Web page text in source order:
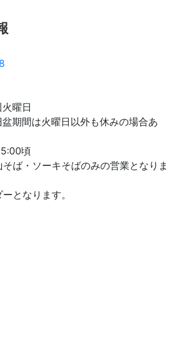
曜日
盆期間は火曜日以外も休みの場合あ
頃
そば・ソーキそばのみの営業となりま
となります。